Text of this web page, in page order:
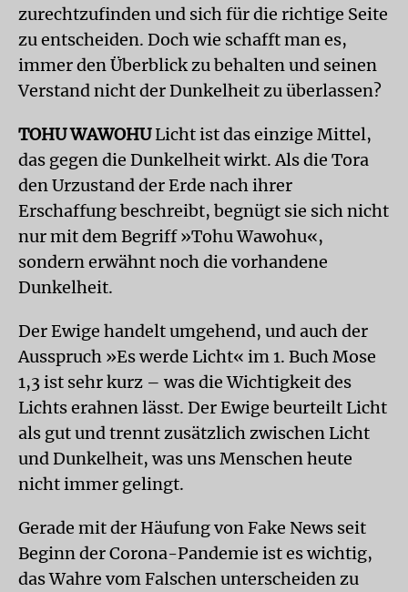
zurechtzufinden und sich für die richtige Seite
zu entscheiden. Doch wie schafft man es,
immer den Überblick zu behalten und seinen
Verstand nicht der Dunkelheit zu überlassen?
TOHU WAWOHULicht ist das einzige Mittel,
das gegen die Dunkelheit wirkt. Als die Tora
den Urzustand der Erde nach ihrer
Erschaffung beschreibt, begnügt sie sich nicht
nur mit dem Begriff »Tohu Wawohu«,
sondern erwähnt noch die vorhandene
Dunkelheit.
Der Ewige handelt umgehend, und auch der
Ausspruch »Es werde Licht« im 1. Buch Mose
1,3 ist sehr kurz – was die Wichtigkeit des
Lichts erahnen lässt. Der Ewige beurteilt Licht
als gut und trennt zusätzlich zwischen Licht
und Dunkelheit, was uns Menschen heute
nicht immer gelingt.
Gerade mit der Häufung von Fake News seit
Beginn der Corona-Pandemie ist es wichtig,
das Wahre vom Falschen unterscheiden zu